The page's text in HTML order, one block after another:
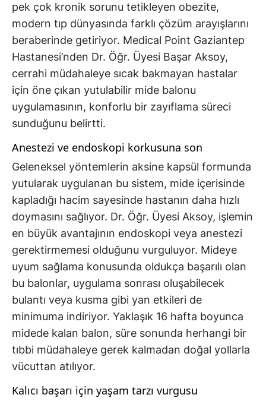
pek çok kronik sorunu tetikleyen obezite,
modern tıp dünyasında farklı çözüm arayışlarını
beraberinde getiriyor. Medical Point Gaziantep
Hastanesi’nden Dr. Öğr. Üyesi Başar Aksoy,
cerrahi müdahaleye sıcak bakmayan hastalar
için öne çıkan yutulabilir mide balonu
uygulamasının, konforlu bir zayıflama süreci
sunduğunu belirtti.
Anestezi ve endoskopi korkusuna son
Geleneksel yöntemlerin aksine kapsül formunda
yutularak uygulanan bu sistem, mide içerisinde
kapladığı hacim sayesinde hastanın daha hızlı
doymasını sağlıyor. Dr. Öğr. Üyesi Aksoy, işlemin
en büyük avantajının endoskopi veya anestezi
gerektirmemesi olduğunu vurguluyor. Mideye
uyum sağlama konusunda oldukça başarılı olan
bu balonlar, uygulama sonrası oluşabilecek
bulantı veya kusma gibi yan etkileri de
minimuma indiriyor. Yaklaşık 16 hafta boyunca
midede kalan balon, süre sonunda herhangi bir
tıbbi müdahaleye gerek kalmadan doğal yollarla
vücuttan atılıyor.
Kalıcı başarı için yaşam tarzı vurgusu